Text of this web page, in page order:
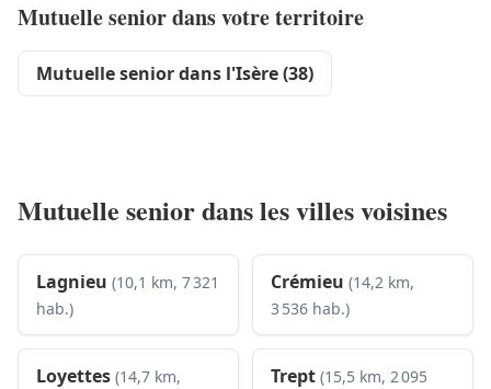
Mutuelle senior dans votre territoire
Mutuelle senior dans l'Isère (38)
Mutuelle senior dans les villes voisines
Lagnieu (10,1 km, 7 321
hab.)
Crémieu (14,2 km,
3 536 hab.)
Loyettes (14,7 km,
Trept (15,5 km, 2 095